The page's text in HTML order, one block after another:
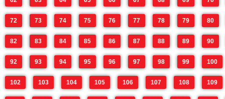
72 73 74 75 76 77 78 79 80
82 83 84 85 86 87 88 89 90
92 93 94 95 96 97 98 99 100
102 103 104 105 106 107 108 109